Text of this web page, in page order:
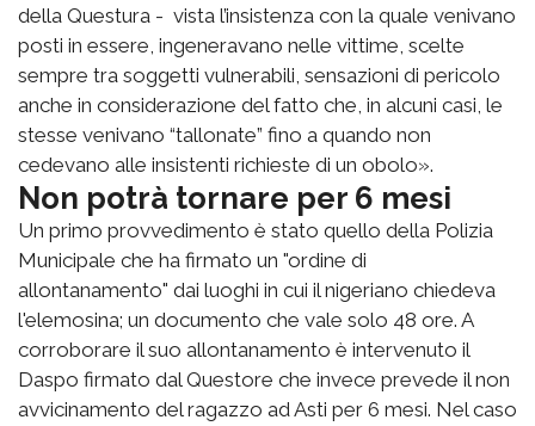
della Questura - vista l’insistenza con la quale venivano
posti in essere, ingeneravano nelle vittime, scelte
sempre tra soggetti vulnerabili, sensazioni di pericolo
anche in considerazione del fatto che, in alcuni casi, le
stesse venivano “tallonate” fino a quando non
cedevano alle insistenti richieste di un obolo».
Non potrà tornare per 6 mesi
Un primo provvedimento è stato quello della Polizia
Municipale che ha firmato un "ordine di
allontanamento" dai luoghi in cui il nigeriano chiedeva
l'elemosina; un documento che vale solo 48 ore. A
corroborare il suo allontanamento è intervenuto il
Daspo firmato dal Questore che invece prevede il non
avvicinamento del ragazzo ad Asti per 6 mesi. Nel caso